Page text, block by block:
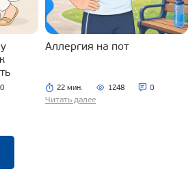
0
Аллергия на пот
22 мин. 1248 0
Читать далее